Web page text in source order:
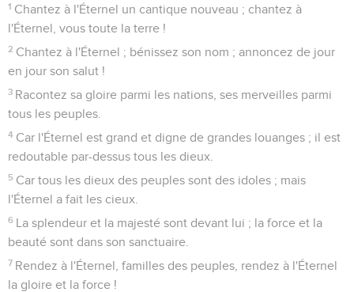
1 Chantez à l'Éternel un cantique nouveau ; chantez à
l'Éternel, vous toute la terre !
2 Chantez à l'Éternel ; bénissez son nom ; annoncez de jour
en jour son salut !
3 Racontez sa gloire parmi les nations, ses merveilles parmi
tous les peuples.
4 Car l'Éternel est grand et digne de grandes louanges ; il est
redoutable par-dessus tous les dieux.
5 Car tous les dieux des peuples sont des idoles ; mais
l'Éternel a fait les cieux.
6 La splendeur et la majesté sont devant lui ; la force et la
beauté sont dans son sanctuaire.
7 Rendez à l'Éternel, familles des peuples, rendez à l'Éternel
la gloire et la force !